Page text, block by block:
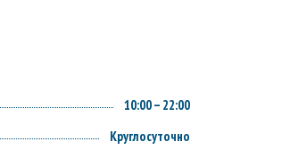
10:00 – 22:00
Круглосуточно